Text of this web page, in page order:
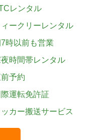
レンタル
ークリーレンタル
時以前も営業
時間帯レンタル
予約
運転免許証
カー搬送サービス